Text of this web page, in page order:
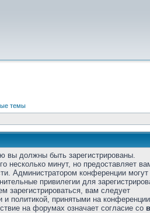
темы
вы должны быть зарегистрированы.
несколько минут, но предоставляет
Администратором конференции
привилегии для
зарегистрироваться, вам следует
и политикой, принятыми на
на форумах означает согласие со